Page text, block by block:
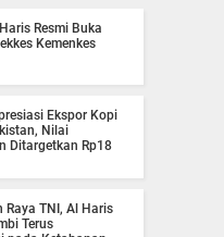
Resmi Buka
Kemenkes
Ekspor Kopi
Nilai
Ditargetkan Rp18
Raya TNI, Al Haris
Terus